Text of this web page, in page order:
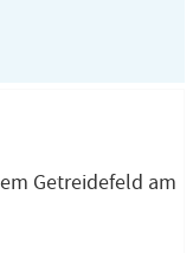
Getreidefeld am